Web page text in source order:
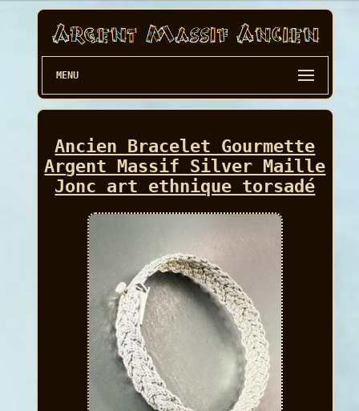
MENU
Ancien Bracelet Gourmette
Argent Massif Silver Maille
Jonc art ethnique torsadé